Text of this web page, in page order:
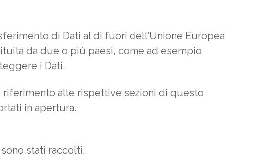
di Dati al di fuori dell’Unione Europea
da due o più paesi, come ad esempio
i Dati.
alle rispettive sezioni di questo
in apertura.
stati raccolti.